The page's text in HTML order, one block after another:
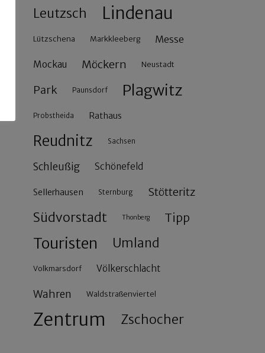
Leutzsch Lindenau
Lützschena Markkleeberg Messe
Mockau Möckern Neustadt
Park Paunsdorf Plagwitz
Probstheida Rathaus
Reudnitz Sachsen
Schleußig Schönefeld
Sellerhausen Sternburg Stötteritz
Südvorstadt Thonberg Tipp
Touristen Umland
Volkmarsdorf Völkerschlacht
Wahren Waldstraßenviertel
Zentrum Zschocher